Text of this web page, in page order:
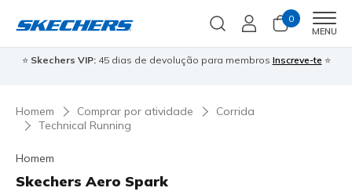
0
MENU
⭐ Skechers VIP:45 dias de devolução para membros Inscreve-te ⭐
Homem Comprar por atividade
Corrida
Technical Running
Homem
Skechers Aero Spark